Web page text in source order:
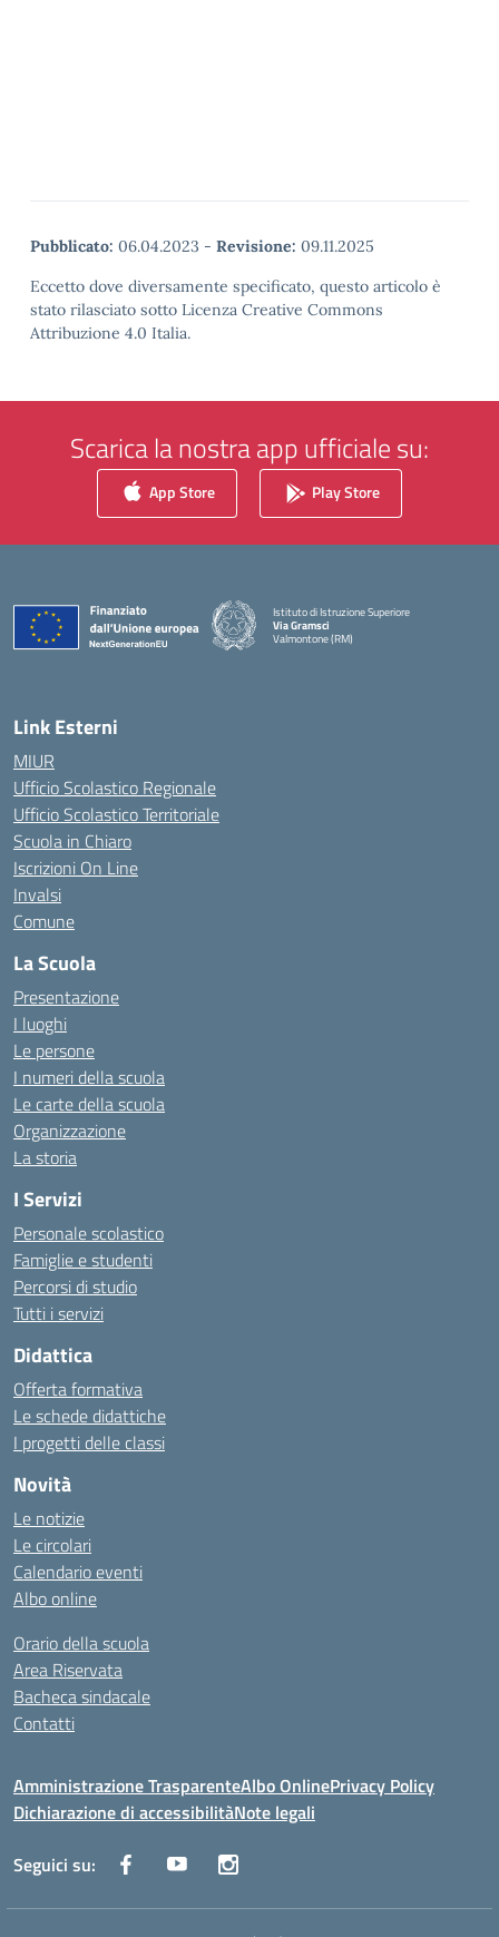
Pubblicato: 06.04.2023 - Revisione: 09.11.2025
Eccetto dove diversamente specificato, questo articolo è
stato rilasciato sotto Licenza Creative Commons
Attribuzione 4.0 Italia.
Scarica la nostra app ufficiale su:
App Store Play Store
Istituto di Istruzione Superiore
Via Gramsci
Valmontone (RM)
Link Esterni
MIUR
Ufficio Scolastico Regionale
Ufficio Scolastico Territoriale
Scuola in Chiaro
Iscrizioni On Line
Invalsi
Comune
La Scuola
Presentazione
I luoghi
Le persone
I numeri della scuola
Le carte della scuola
Organizzazione
La storia
I Servizi
Personale scolastico
Famiglie e studenti
Percorsi di studio
Tutti i servizi
Didattica
Offerta formativa
Le schede didattiche
I progetti delle classi
Novità
Le notizie
Le circolari
Calendario eventi
Albo online
Orario della scuola
Area Riservata
Bacheca sindacale
Contatti
Amministrazione TrasparenteAlbo OnlinePrivacy Policy
Dichiarazione di accessibilitàNote legali
Seguici su: